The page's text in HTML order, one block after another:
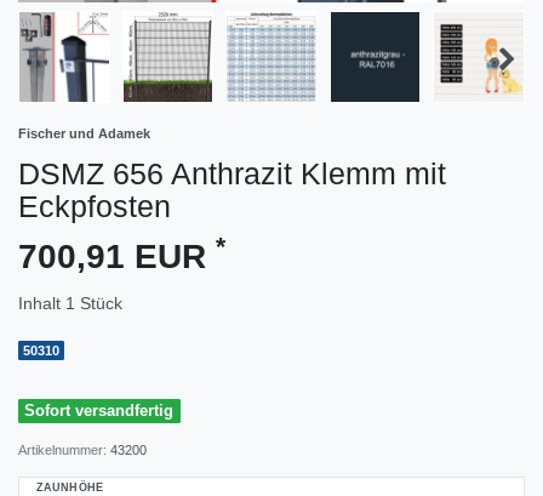
Fischer und Adamek
DSMZ 656 Anthrazit Klemm mit
Eckpfosten
700,91 EUR *
Inhalt 1 Stück
50310
Sofort versandfertig
Artikelnummer: 43200
ZAUNHÖHE